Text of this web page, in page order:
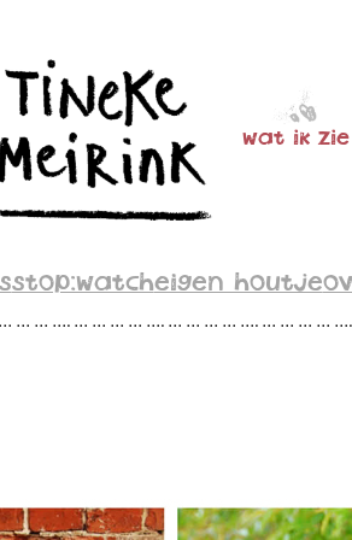
wat ik zie
stop:watcheigen houtje
… … …. … … … … …. … … … … …. … … … …